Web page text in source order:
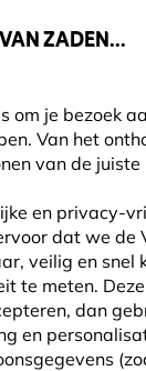
ZADEN...
om je bezoek
Van het
van de juiste
en privacy-
dat we de
veilig en snel
te meten.
dan
en
beoordeeld in 11
vanaf